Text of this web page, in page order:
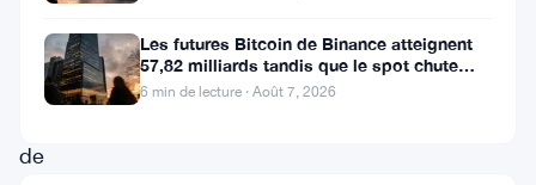
hausse,
gagnant
de
Les futures Bitcoin de Binance atteignent
57,82 milliards tandis que le spot chute
huit fois
6 min de lecture · Août 7, 2026